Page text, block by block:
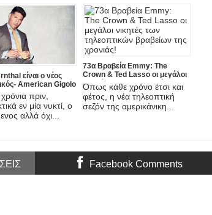
είναι ο νέος
American Gigolo
πριν,
εν μία νυκτί, ο
αλλά όχι...
73α Βραβεία Emmy: The
Crown & Ted Lasso οι μεγάλοι
νικητές των τηλεοπτικών
βραβείων της χρονιάς!
Όπως κάθε χρόνο έτσι και
φέτος, η νέα τηλεοπτική
σεζόν της αμερικάνικη...
Facebook Comments